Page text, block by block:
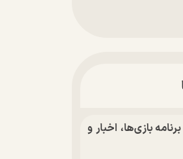
2026 | نتایج، برنامه بازی‌ها، اخبار و